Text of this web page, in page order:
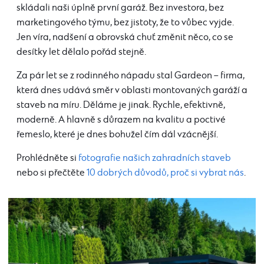
skládali naši úplně první garáž. Bez investora, bez
marketingového týmu, bez jistoty, že to vůbec vyjde.
Jen víra, nadšení a obrovská chuť změnit něco, co se
desítky let dělalo pořád stejně.
Za pár let se z rodinného nápadu stal Gardeon – firma,
která dnes udává směr v oblasti montovaných garáží a
staveb na míru. Děláme je jinak. Rychle, efektivně,
moderně. A hlavně s důrazem na kvalitu a poctivé
řemeslo, které je dnes bohužel čím dál vzácnější.
Prohlédněte si fotografie našich zahradních staveb
nebo si přečtěte 10 dobrých důvodů, proč si vybrat nás.